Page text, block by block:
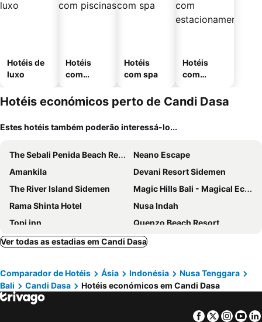
Hotéis de
luxo
Hotéis
com
Hotéis
com spa
Hotéis
com
mento
Hotéis económicos perto de Candi Dasa
Estes hotéis também poderão interessá-lo...
The Sebali Penida Beach Resort
Neano Escape
Amankila
Devani Resort Sidemen
The River Island Sidemen
Magic Hills Bali - Magical Eco-Luxury Lodge
Rama Shinta Hotel
Nusa Indah
Topi inn
Quenzo Beach Resort
Serangan Inn Mimba
Wiwaka Harmony in Nature
Ver todas as estadias em Candi Dasa
Comparador de Hotéis Ásia Indonésia
Nusa Tenggara
Bali
Candi Dasa Hotéis económicos em Candi Dasa
Facebook
Twitter